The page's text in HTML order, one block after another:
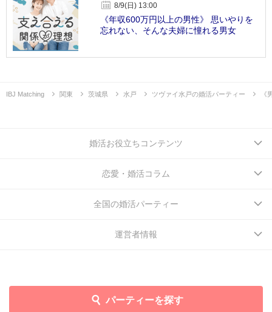
8/9(日) 13:00
《年収600万円以上の男性》 思いやりを
忘れない、そんな夫婦に憧れる男女
IBJ Matching 関東 茨城県 水戸 ツヴァイ水戸の婚活パーティー 《
パーティーを探す
婚活お役立ちコンテンツ
恋愛・婚活コラム
全国の婚活パーティー
運営者情報